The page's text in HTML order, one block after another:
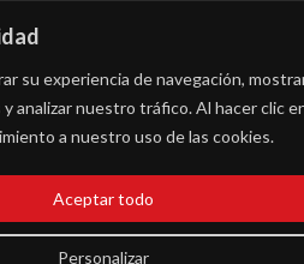
su experiencia de navegación,
analizar nuestro tráfico. Al hacer clic
a nuestro uso de las cookies.
Personalizar
Aceptar todo
– LA FALTA
DE